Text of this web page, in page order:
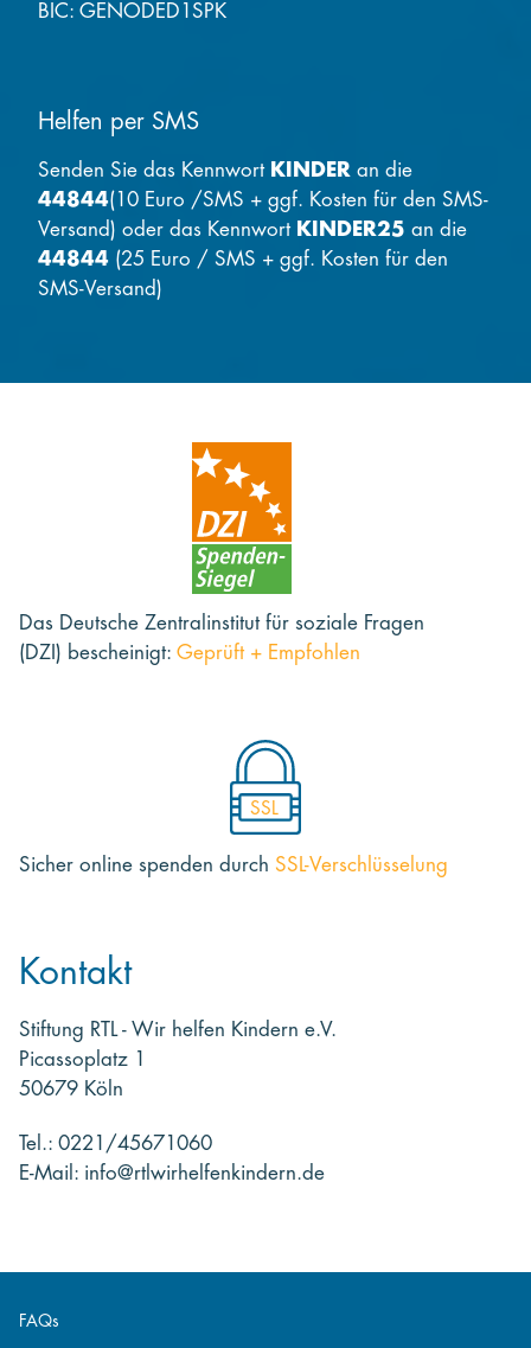
BIC: GENODED1SPK
Helfen per SMS
Senden Sie das Kennwort KINDER an die
44844(10 Euro /SMS + ggf. Kosten für den SMS-
Versand) oder das Kennwort KINDER25 an die
44844 (25 Euro / SMS + ggf. Kosten für den
SMS-Versand)
Das Deutsche Zentralinstitut für soziale Fragen
(DZI) bescheinigt: Geprüft + Empfohlen
SSL
Sicher online spenden durch SSL-Verschlüsselung
Kontakt
Stiftung RTL - Wir helfen Kindern e.V.
Picassoplatz 1
50679 Köln
Tel.: 0221/45671060
E-Mail: info@rtlwirhelfenkindern.de
FAQs